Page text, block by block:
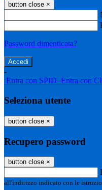
button close ×
Password dimenticata?
-
Entra con SPID Entra con
Seleziona utente
button close ×
Recupero password
button close ×
all'indirizzo indicato con le